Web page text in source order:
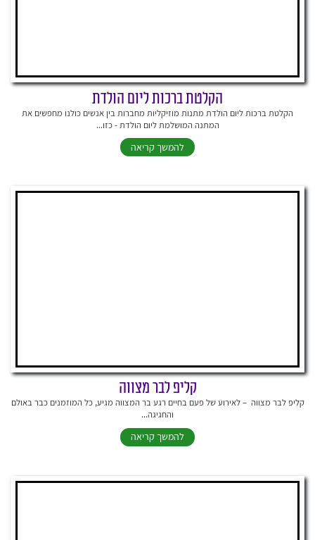
הקלטת ברכות ליום הולדת
הקלטת ברכות ליום הולדת מתנות מוזיקליות מחברות בין אנשים כולנו מחפשים את
המתנה המושלמת ליום הולדת - כזו...
להמשך קריאה
קליפ לבר מצווה
קליפ לבר מצווה – לאירוע של פעם בחיים רגע בר המצווה מגיע, כל המוזמנים כבר באולם
והחגיגה...
להמשך קריאה